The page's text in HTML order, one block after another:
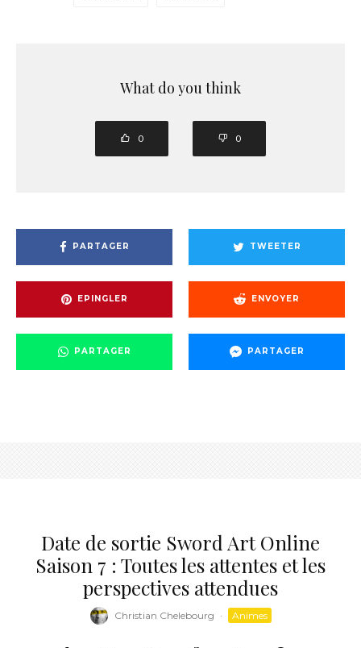
What do you think
0 0
PARTAGER TWEETER
EPINGLER ENVOYER
PARTAGER PARTAGER
Date de sortie Sword Art Online
Saison 7 : Toutes les attentes et les
perspectives attendues
Christian Chelebourg · Animes